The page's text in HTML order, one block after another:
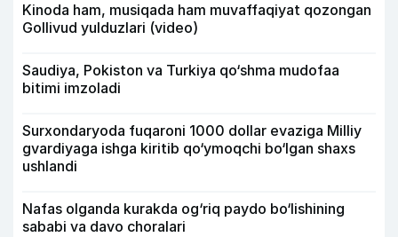
Kinoda ham, musiqada ham muvaffaqiyat qozongan
Gollivud yulduzlari (video)
Saudiya, Pokiston va Turkiya qo‘shma mudofaa
bitimi imzoladi
Surxondaryoda fuqaroni 1000 dollar evaziga Milliy
gvardiyaga ishga kiritib qo‘ymoqchi bo‘lgan shaxs
ushlandi
Nafas olganda kurakda og‘riq paydo bo‘lishining
sababi va davo choralari